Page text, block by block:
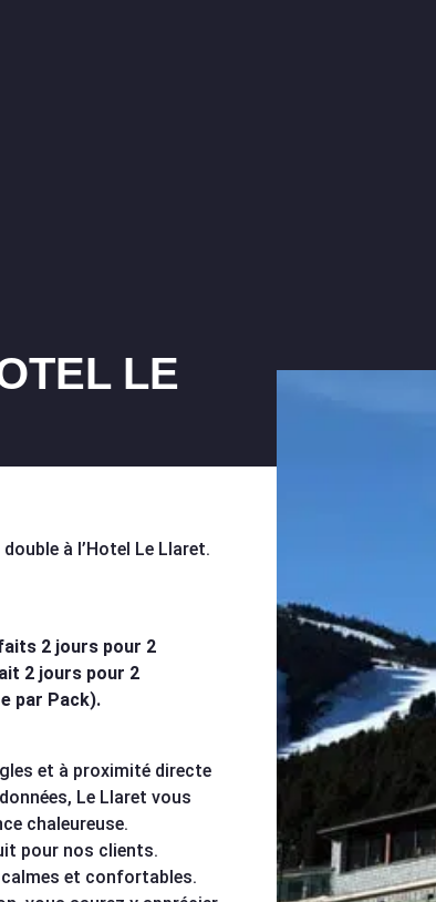
LE
à l’Hotel Le Llaret.
2 jours pour 2
2 jours pour 2
par Pack).
et à proximité directe
Le Llaret vous
chaleureuse.
pour nos clients.
et confortables.